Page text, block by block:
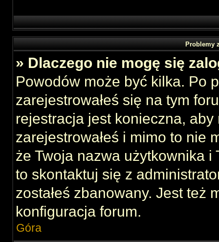
Problemy
» Dlaczego nie mogę się
Powodów może być kilka. Po
zarejestrowałeś się na tym
rejestracja jest konieczna,
zarejestrowałeś i mimo to nie
że Twoja nazwa użytkownika i
to skontaktuj się z
zostałeś zbanowany. Jest też
konfiguracja forum.
Góra